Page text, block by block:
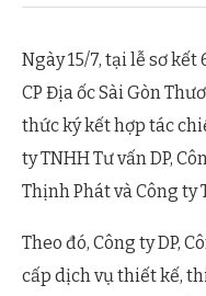
Ngày 15/7, tại lễ sơ
CP Địa ốc Sài Gòn
thức ký kết hợp tác
ty TNHH Tư vấn DP,
Thịnh Phát và Công ty
Theo đó, Công ty DP,
cấp dịch vụ thiết kế,